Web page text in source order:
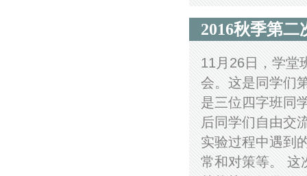
2016秋季第二
11月26日，学堂
会。这是同学们
是三位四字班同
后同学们自由交
实验过程中遇到
常和对策等。 这